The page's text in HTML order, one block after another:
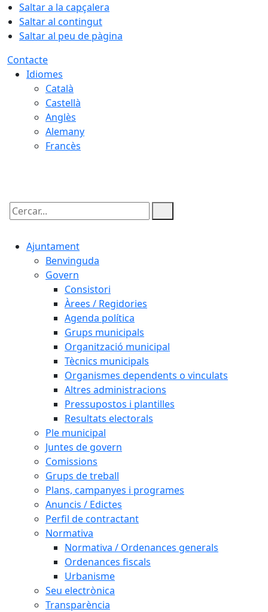
Saltar a la capçalera
Saltar al contingut
Saltar al peu de pàgina
Contacte
Idiomes
Català
Castellà
Anglès
Alemany
Francès
Cercar:
Ajuntament
Benvinguda
Govern
Consistori
Àrees / Regidories
Agenda política
Grups municipals
Organització municipal
Tècnics municipals
Organismes dependents o vinculats
Altres administracions
Pressupostos i plantilles
Resultats electorals
Ple municipal
Juntes de govern
Comissions
Grups de treball
Plans, campanyes i programes
Anuncis / Edictes
Perfil de contractant
Normativa
Normativa / Ordenances generals
Ordenances fiscals
Urbanisme
Seu electrònica
Transparència